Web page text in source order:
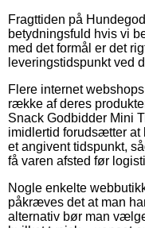
Fragttiden på
betydningsfuld hvis vi
med det formål er det
leveringstidspunkt ved
Flere internet
række af deres
Snack Godbidder Mini
imidlertid forudsætter at
et angivent tidspunkt,
få varen afsted før
Nogle enkelte
påkræves det at man
alternativ bør man